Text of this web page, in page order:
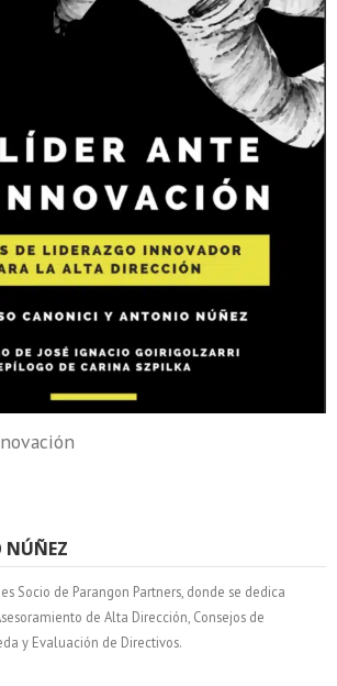
NÚÑEZ
es Socio de Parangon Partners, donde se dedica
de Alta Dirección, Consejos de
y Evaluación de Directivos.